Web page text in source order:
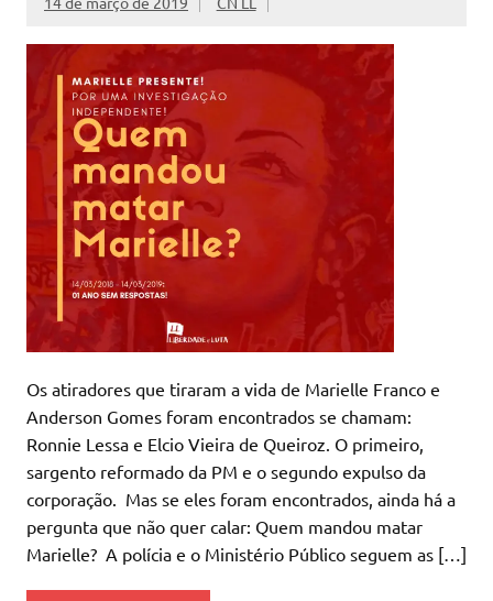
Os atiradores que tiraram a vida de Marielle Franco e
Anderson Gomes foram encontrados se chamam:
Ronnie Lessa e Elcio Vieira de Queiroz. O primeiro,
sargento reformado da PM e o segundo expulso da
corporação. Mas se eles foram encontrados, ainda há a
pergunta que não quer calar: Quem mandou matar
Marielle? A polícia e o Ministério Público seguem as […]